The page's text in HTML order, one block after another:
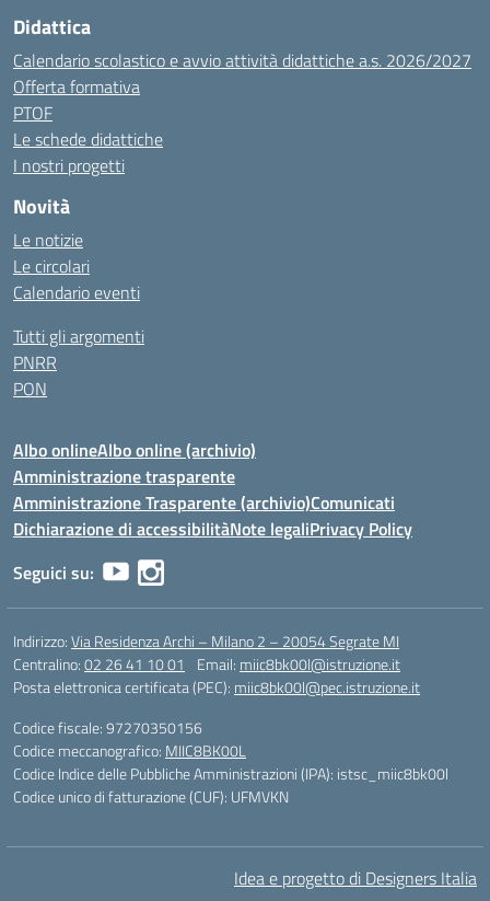
Didattica
Calendario scolastico e avvio attività didattiche a.s. 2026/2027
Offerta formativa
PTOF
Le schede didattiche
I nostri progetti
Novità
Le notizie
Le circolari
Calendario eventi
Tutti gli argomenti
PNRR
PON
Albo onlineAlbo online (archivio)
Amministrazione trasparente
Amministrazione Trasparente (archivio)Comunicati
Dichiarazione di accessibilitàNote legaliPrivacy Policy
Seguici su:
Indirizzo:Via Residenza Archi – Milano 2 – 20054 Segrate MI
Centralino:02 26 41 10 01 Email: miic8bk00l@istruzione.it
Posta elettronica certificata (PEC): miic8bk00l@pec.istruzione.it
Codice fiscale: 97270350156
Codice meccanografico: MIIC8BK00L
Codice Indice delle Pubbliche Amministrazioni (IPA): istsc_miic8bk00l
Codice unico di fatturazione (CUF): UFMVKN
Idea e progetto di Designers Italia